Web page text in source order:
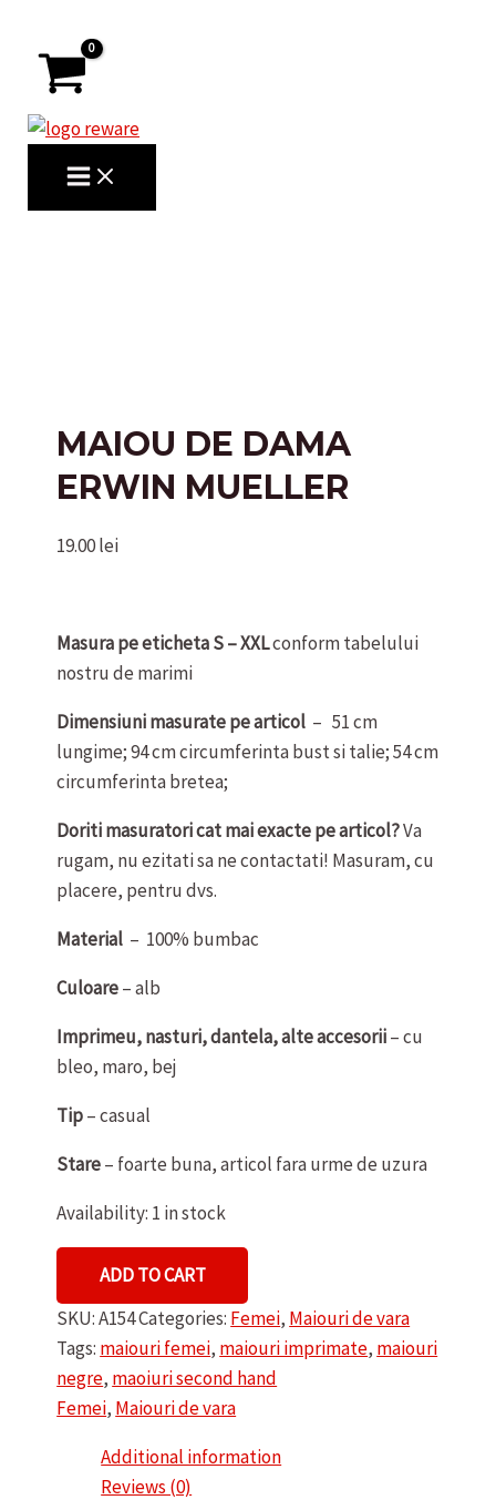
content
MAIN
MENU
MAIOU DE DAMA
ERWIN MUELLER
19.00lei
Masura pe eticheta S – XXLconform tabelului
nostru de marimi
Dimensiuni masurate pe articol – 51 cm
lungime; 94 cm circumferinta bust si talie; 54 cm
circumferinta bretea;
Doriti masuratori cat mai exacte pe articol?Va
rugam, nu ezitati sa ne contactati! Masuram, cu
placere, pentru dvs.
Material – 100% bumbac
Culoare– alb
Imprimeu, nasturi, dantela, alte accesorii– cu
bleo, maro, bej
Tip– casual
Stare– foarte buna, articol fara urme de uzura
Availability: 1 in stock
DAMA
ERWIN
MUELLER
quantity
ADD TO CART
SKU:A154Categories: Femei, Maiouri de vara
Tags: maiouri femei, maiouri imprimate, maiouri
negre, maoiuri second hand
Femei, Maiouri de vara
Additional information
Reviews (0)